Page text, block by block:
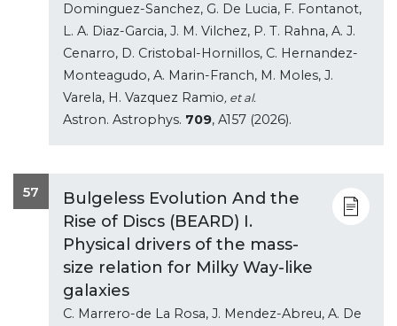
Dominguez-Sanchez, G. De Lucia, F. Fontanot,
L. A. Diaz-Garcia, J. M. Vilchez, P. T. Rahna, A. J.
Cenarro, D. Cristobal-Hornillos, C. Hernandez-
Monteagudo, A. Marin-Franch, M. Moles, J.
Varela, H. Vazquez Ramio, et al.
Astron. Astrophys. 709, A157 (2026).
57
Bulgeless Evolution And the
Rise of Discs (BEARD) I.
Physical drivers of the mass-
size relation for Milky Way-like
galaxies
C. Marrero-de La Rosa, J. Mendez-Abreu, A. De